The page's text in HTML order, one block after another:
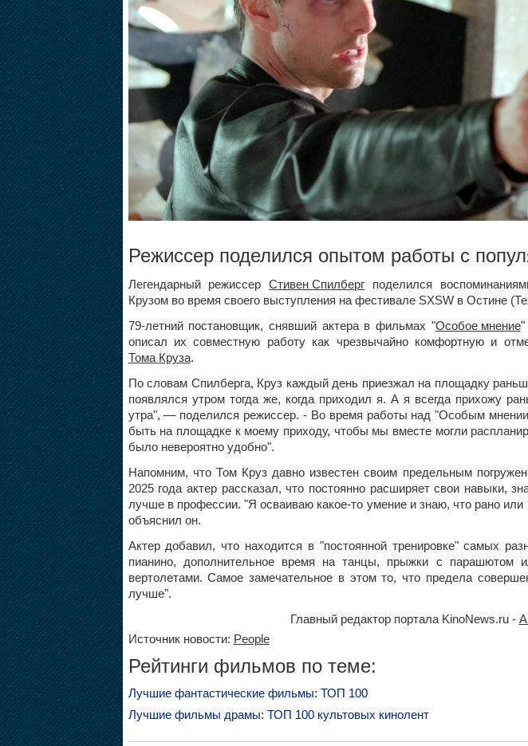
Режиссер поделился опытом работы с
Легендарный режиссерСтивен Спилберг поделился
Крузом во время своего выступления на фестивале SXSW в Остине
79-летний постановщик, снявший актера в фильмах "Особое мнение"
описал их совместную работу как чрезвычайно комфортную и
Тома Круза.
По словам Спилберга, Круз каждый день приезжал на площадку
появлялся утром тогда же, когда приходил я. А я всегда прихожу
утра", — поделился режиссер. - Во время работы над "Особым
быть на площадке к моему приходу, чтобы мы вместе могли
было невероятно удобно".
Напомним, что Том Круз давно известен своим предельным
2025 года актер рассказал, что постоянно расширяет свои навыки,
лучше в профессии. "Я осваиваю какое-то умение и знаю, что рано или
объяснил он.
Актер добавил, что находится в "постоянной тренировке" самых
пианино, дополнительное время на танцы, прыжки с парашютом
вертолетами. Самое замечательное в этом то, что предела
лучше".
Главный редактор портала KinoNews.ru -
Источник новости: People
Рейтинги фильмов по теме:
Лучшие фантастические фильмы: ТОП 100
Лучшие фильмы драмы: ТОП 100 культовых кинолент